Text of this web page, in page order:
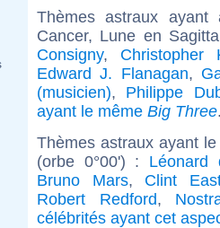
Thèmes astraux
Cancer, Lune en
Consigny, Christopher
Edward J. Flanagan,
(musicien), Philippe
ayant le même Big Three
Thèmes astraux ayant
(orbe 0°00') : Léonard
Bruno Mars, Clint
Robert Redford,
célébrités ayant cet